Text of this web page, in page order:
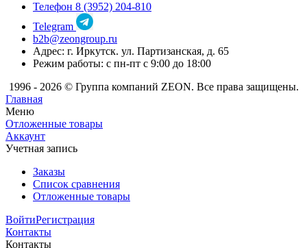
Телефон 8 (3952) 204-810
Telegram
b2b@zeongroup.ru
Адрес: г. Иркутск. ул. Партизанская, д. 65
Режим работы: с пн-пт с 9:00 до 18:00
1996 - 2026 © Группа компаний ZEON. Все права защищены.
Главная
Меню
Отложенные товары
Аккаунт
Учетная запись
Заказы
Список сравнения
Отложенные товары
ВойтиРегистрация
Контакты
Контакты